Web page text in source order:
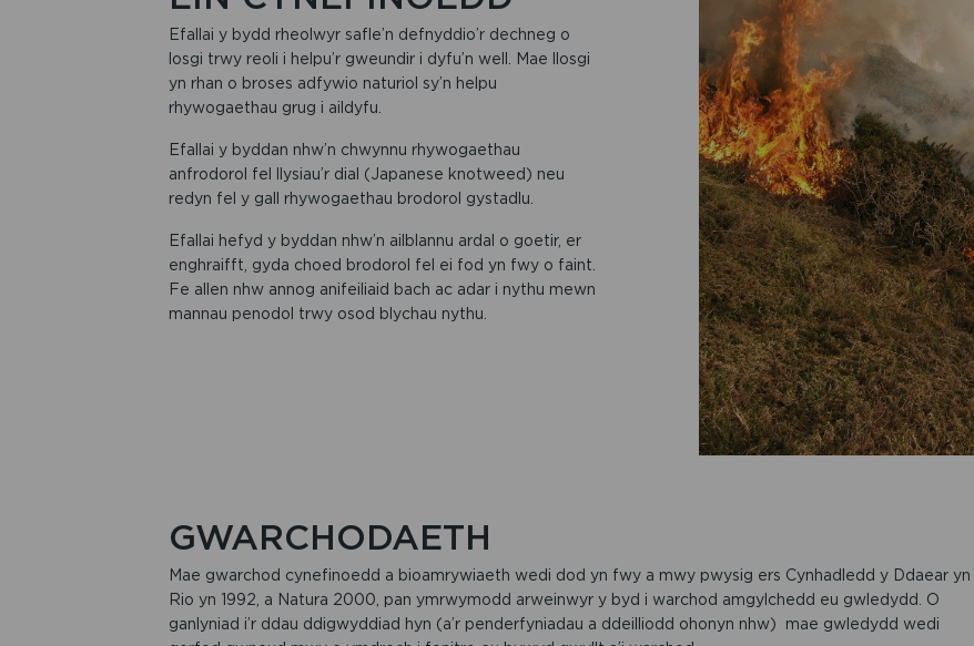
Efallai y bydd rheolwyr safle’n defnyddio’r dechneg o
losgi trwy reoli i helpu’r gweundir i dyfu’n well. Mae llosgi
yn rhan o broses adfywio naturiol sy’n helpu
rhywogaethau grug i aildyfu.
Efallai y byddan nhw’n chwynnu rhywogaethau
anfrodorol fel llysiau’r dial (Japanese knotweed) neu
redyn fel y gall rhywogaethau brodorol gystadlu.
Efallai hefyd y byddan nhw’n ailblannu ardal o goetir, er
enghraifft, gyda choed brodorol fel ei fod yn fwy o faint.
Fe allen nhw annog anifeiliaid bach ac adar i nythu mewn
mannau penodol trwy osod blychau nythu.
GWARCHODAETH
Mae gwarchod cynefinoedd a bioamrywiaeth wedi dod yn fwy a mwy pwysig ers Cynhadledd y Ddaear yn
Rio yn 1992, a Natura 2000, pan ymrwymodd arweinwyr y byd i warchod amgylchedd eu gwledydd. O
ganlyniad i’r ddau ddigwyddiad hyn (a’r penderfyniadau a ddeilliodd ohonyn nhw) mae gwledydd wedi